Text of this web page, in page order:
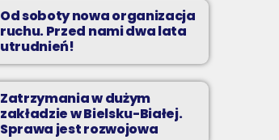
Od soboty nowa organizacja
ruchu. Przed nami dwa lata
utrudnień!
Zatrzymania w dużym
zakładzie w Bielsku-Białej.
Sprawa jest rozwojowa